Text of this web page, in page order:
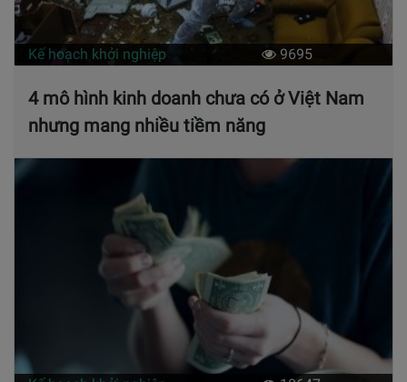
Kế hoạch khởi nghiệp 9695
4 mô hình kinh doanh chưa có ở Việt Nam
nhưng mang nhiều tiềm năng